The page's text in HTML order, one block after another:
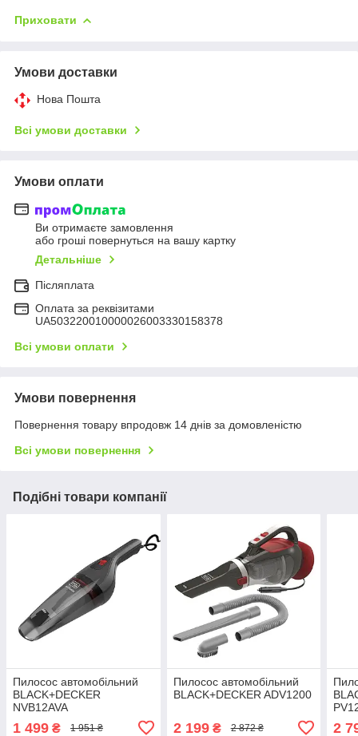
Приховати
Умови доставки
Нова Пошта
Всі умови доставки
Умови оплати
Ви отримаєте замовлення
або гроші повернуться на вашу картку
Детальніше
Післяплата
Оплата за реквізитами
UA503220010000026003330158378
Всі умови оплати
Умови повернення
Повернення товару впродовж 14 днів за домовленістю
Всі умови повернення
Подібні товари компанії
Пилосос автомобільний
BLACK+DECKER
NVB12AVA
1 499 ₴ 1 951 ₴
Пилосос автомобільний
BLACK+DECKER ADV1200
2 199₴ 2 872 ₴ 2